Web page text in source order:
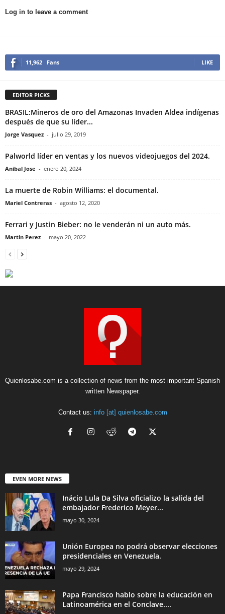
Log in to leave a comment
11,962 Fans LIKE
EDITOR PICKS
BRASIL:Mineros de oro del Amazonas Invaden Aldea indígenas
después de que su líder...
Jorge Vasquez - julio 29, 2019
Palworld líder en ventas y los nuevos videojuegos del 2024.
Anibal Jose - enero 20, 2024
La muerte de Robin Williams: el documental.
Mariel Contreras - agosto 12, 2020
Ferrari y Justin Bieber: no le venderán ni un auto más.
Martin Perez - mayo 20, 2022
Quienlosabe.com is a collection of news from the most important Spanish
written Newspaper.
Contact us: info [at] quienlosabe.com
EVEN MORE NEWS
Inácio Lula Da Silva oficializo la salida del
embajador Frederico Meyer...
mayo 30, 2024
Unión Europea no podrá observar elecciones
presidenciales en Venezuela.
mayo 29, 2024
Papa Francisco hablo sobre la educación en
Latinoamérica en el Conclave....